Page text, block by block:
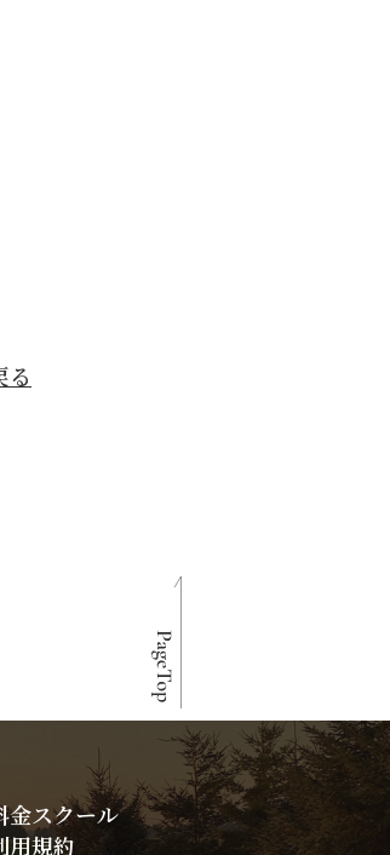
る
金スクール
用規約